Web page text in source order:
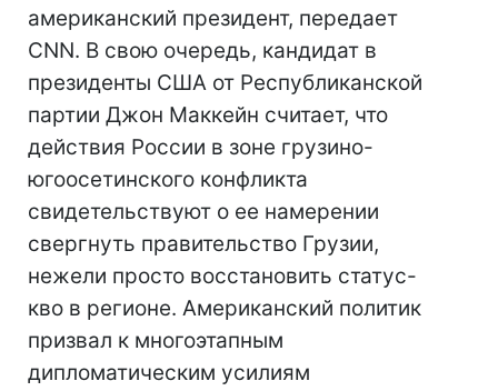
американский президент, передает
CNN. В свою очередь, кандидат в
президенты США от Республиканской
партии Джон Маккейн считает, что
действия России в зоне грузино-
югоосетинского конфликта
свидетельствуют о ее намерении
свергнуть правительство Грузии,
нежели просто восстановить статус-
кво в регионе. Американский политик
призвал к многоэтапным
дипломатическим усилиям